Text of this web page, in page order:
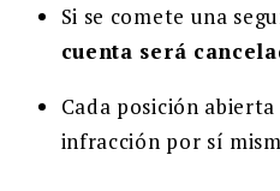
Si se comete una
cuenta será
Cada posición
infracción por sí